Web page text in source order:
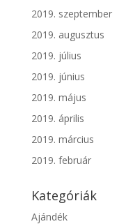
2019. szeptember
2019. augusztus
2019. július
2019. június
2019. május
2019. április
2019. március
2019. február
Kategóriák
Ajándék